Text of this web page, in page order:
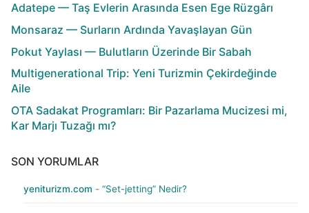
Adatepe — Taş Evlerin Arasında Esen Ege Rüzgârı
Monsaraz — Surların Ardında Yavaşlayan Gün
Pokut Yaylası — Bulutların Üzerinde Bir Sabah
Multigenerational Trip: Yeni Turizmin Çekirdeğinde
Aile
OTA Sadakat Programları: Bir Pazarlama Mucizesi mi,
Kar Marjı Tuzağı mı?
SON YORUMLAR
yeniturizm.com - “Set-jetting” Nedir?